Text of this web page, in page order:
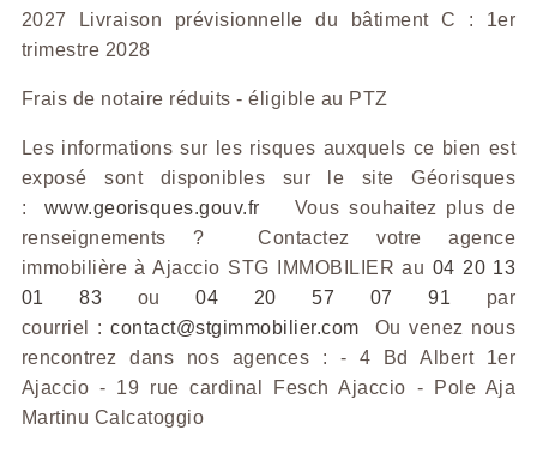
2027 Livraison prévisionnelle du bâtiment C : 1er
trimestre 2028
Frais de notaire réduits - éligible au PTZ
Les informations sur les risques auxquels ce bien est
exposé sont disponibles sur le site Géorisques
: www.georisques.gouv.fr Vous souhaitez plus de
renseignements ? Contactez votre agence
immobilière à Ajaccio STG IMMOBILIER au 04 20 13
01 83 ou04 20 57 07 91 par
courriel :contact@stgimmobilier.com Ou venez nous
rencontrez dans nos agences : - 4 Bd Albert 1er
Ajaccio - 19 rue cardinal Fesch Ajaccio - Pole Aja
Martinu Calcatoggio